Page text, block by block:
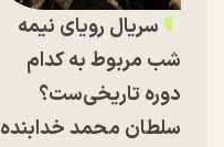
سریال رویای نیمه
شب مربوط به کدام
دوره تاریخی‌ست؟
سلطان محمد خدابنده